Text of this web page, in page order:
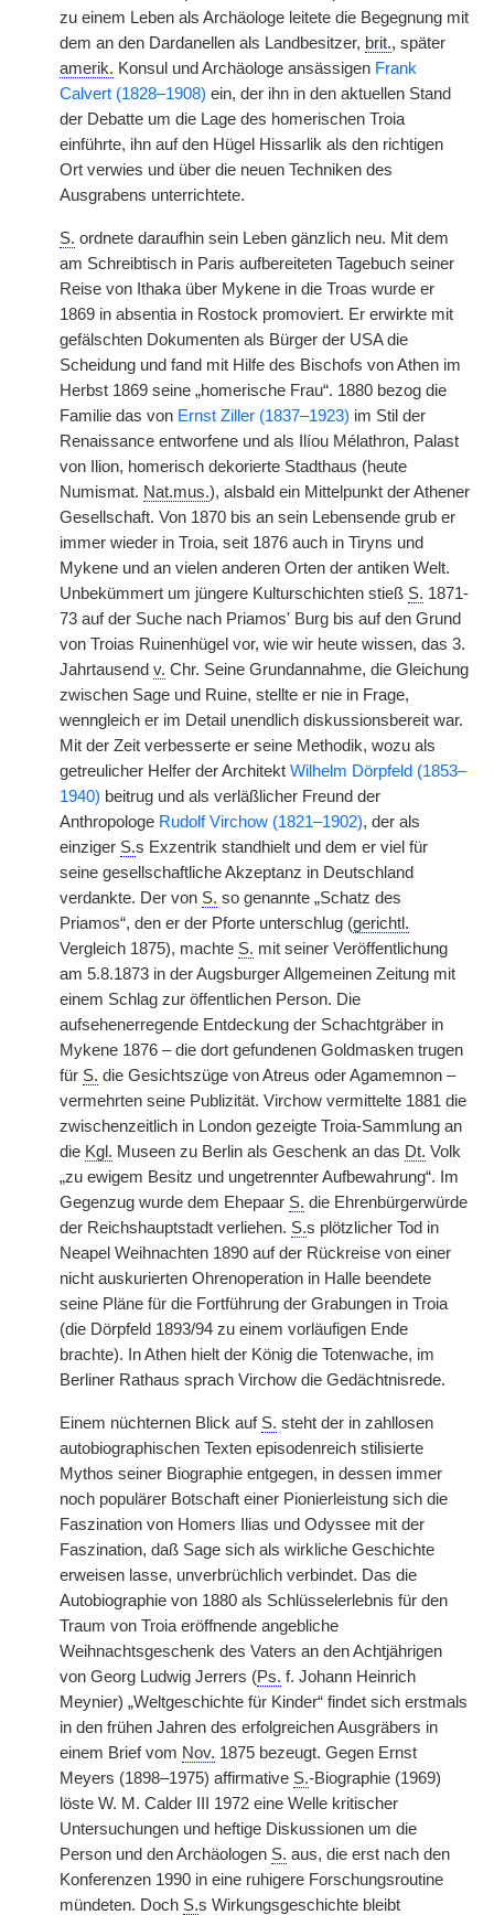
zu einem Leben als Archäologe leitete die Begegnung mit
dem an den Dardanellen als Landbesitzer, brit., später
amerik. Konsul und Archäologe ansässigen Frank
Calvert (1828–1908) ein, der ihn in den aktuellen Stand
der Debatte um die Lage des homerischen Troia
einführte, ihn auf den Hügel Hissarlik als den richtigen
Ort verwies und über die neuen Techniken des
Ausgrabens unterrichtete.
S. ordnete daraufhin sein Leben gänzlich neu. Mit dem
am Schreibtisch in Paris aufbereiteten Tagebuch seiner
Reise von Ithaka über Mykene in die Troas wurde er
1869 in absentia in Rostock promoviert. Er erwirkte mit
gefälschten Dokumenten als Bürger der USA die
Scheidung und fand mit Hilfe des Bischofs von Athen im
Herbst 1869 seine „homerische Frau“. 1880 bezog die
Familie das von Ernst Ziller (1837–1923) im Stil der
Renaissance entworfene und als Ilíou Mélathron, Palast
von Ilion, homerisch dekorierte Stadthaus (heute
Numismat. Nat.mus.), alsbald ein Mittelpunkt der Athener
Gesellschaft. Von 1870 bis an sein Lebensende grub er
immer wieder in Troia, seit 1876 auch in Tiryns und
Mykene und an vielen anderen Orten der antiken Welt.
Unbekümmert um jüngere Kulturschichten stieß S. 1871-
73 auf der Suche nach Priamos' Burg bis auf den Grund
von Troias Ruinenhügel vor, wie wir heute wissen, das 3.
Jahrtausend v. Chr. Seine Grundannahme, die Gleichung
zwischen Sage und Ruine, stellte er nie in Frage,
wenngleich er im Detail unendlich diskussionsbereit war.
Mit der Zeit verbesserte er seine Methodik, wozu als
getreulicher Helfer der Architekt Wilhelm Dörpfeld (1853–
1940) beitrug und als verläßlicher Freund der
Anthropologe Rudolf Virchow (1821–1902), der als
einziger S.s Exzentrik standhielt und dem er viel für
seine gesellschaftliche Akzeptanz in Deutschland
verdankte. Der von S. so genannte „Schatz des
Priamos“, den er der Pforte unterschlug (gerichtl.
Vergleich 1875), machte S. mit seiner Veröffentlichung
am 5.8.1873 in der Augsburger Allgemeinen Zeitung mit
einem Schlag zur öffentlichen Person. Die
aufsehenerregende Entdeckung der Schachtgräber in
Mykene 1876 – die dort gefundenen Goldmasken trugen
für S. die Gesichtszüge von Atreus oder Agamemnon –
vermehrten seine Publizität. Virchow vermittelte 1881 die
zwischenzeitlich in London gezeigte Troia-Sammlung an
die Kgl. Museen zu Berlin als Geschenk an das Dt. Volk
„zu ewigem Besitz und ungetrennter Aufbewahrung“. Im
Gegenzug wurde dem Ehepaar S. die Ehrenbürgerwürde
der Reichshauptstadt verliehen. S.s plötzlicher Tod in
Neapel Weihnachten 1890 auf der Rückreise von einer
nicht auskurierten Ohrenoperation in Halle beendete
seine Pläne für die Fortführung der Grabungen in Troia
(die Dörpfeld 1893/94 zu einem vorläufigen Ende
brachte). In Athen hielt der König die Totenwache, im
Berliner Rathaus sprach Virchow die Gedächtnisrede.
Einem nüchternen Blick auf S. steht der in zahllosen
autobiographischen Texten episodenreich stilisierte
Mythos seiner Biographie entgegen, in dessen immer
noch populärer Botschaft einer Pionierleistung sich die
Faszination von Homers Ilias und Odyssee mit der
Faszination, daß Sage sich als wirkliche Geschichte
erweisen lasse, unverbrüchlich verbindet. Das die
Autobiographie von 1880 als Schlüsselerlebnis für den
Traum von Troia eröffnende angebliche
Weihnachtsgeschenk des Vaters an den Achtjährigen
von Georg Ludwig Jerrers (Ps. f. Johann Heinrich
Meynier) „Weltgeschichte für Kinder“ findet sich erstmals
in den frühen Jahren des erfolgreichen Ausgräbers in
einem Brief vom Nov. 1875 bezeugt. Gegen Ernst
Meyers (1898–1975) affirmative S.-Biographie (1969)
löste W. M. Calder III 1972 eine Welle kritischer
Untersuchungen und heftige Diskussionen um die
Person und den Archäologen S. aus, die erst nach den
Konferenzen 1990 in eine ruhigere Forschungsroutine
mündeten. Doch S.s Wirkungsgeschichte bleibt